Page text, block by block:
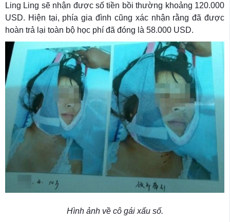
Ling Ling sẽ nhận được số tiền bồi thường khoảng 120.000
USD. Hiện tại, phía gia đình cũng xác nhận rằng đã được
hoàn trả lại toàn bộ học phí đã đóng là 58.000 USD.
Hình ảnh về cô gái xấu số.